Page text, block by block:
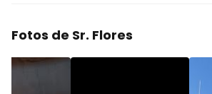
Fotos de Sr. Flores